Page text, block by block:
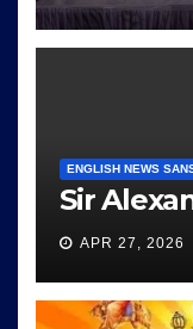
ENGLISH NEWS
Sir
APR 27, 2026